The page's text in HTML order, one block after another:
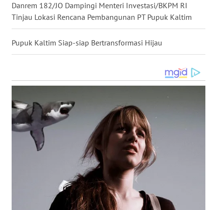
Danrem 182/JO Dampingi Menteri Investasi/BKPM RI
Tinjau Lokasi Rencana Pembangunan PT Pupuk Kaltim
Pupuk Kaltim Siap-siap Bertransformasi Hijau
MALUKU
WN
MALUT
WN
DANAU
TOBA